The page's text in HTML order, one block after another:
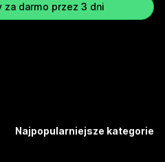
za darmo przez 3 dni
Najpopularniejsze kategorie